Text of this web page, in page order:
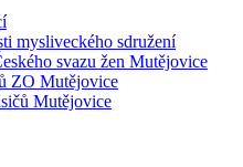
mysliveckého sdružení
svazu žen Mutějovice
ZO Mutějovice
Mutějovice